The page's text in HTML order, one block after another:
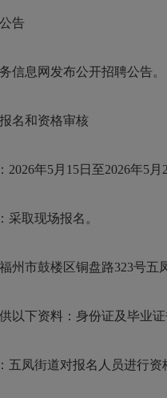
告
息网发布公开招聘公告。
和资格审核
年5月15日至2026年5月
取现场报名。
市鼓楼区铜盘路323号五凤
下资料：身份证及毕业证
凤街道对报名人员进行资